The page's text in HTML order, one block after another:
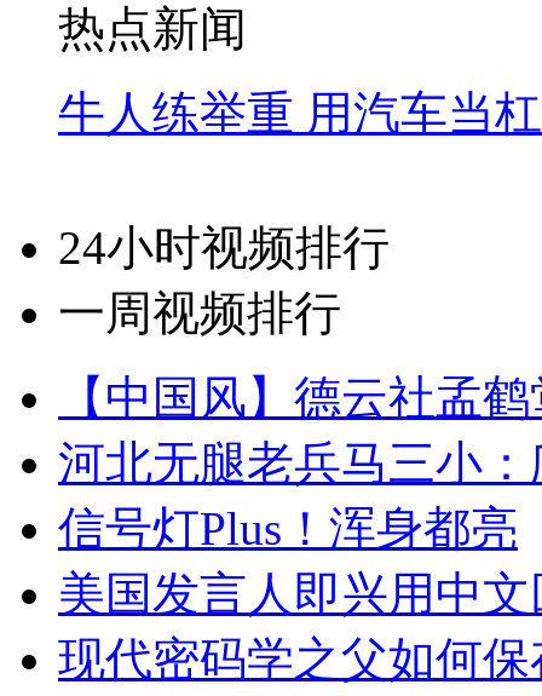
热点新闻
牛人练举重 用汽车当
24小时视频排行
一周视频排行
【中国风】德云社孟
河北无腿老兵马三小
信号灯Plus！浑身都亮
美国发言人即兴用中
现代密码学之父如何